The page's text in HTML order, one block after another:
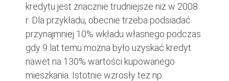
kredytu jest znacznie trudniejsze niż w 2008
r. Dla przykładu, obecnie trzeba podsiadać
przynajmniej 10% wkładu własnego podczas
gdy 9 lat temu można było uzyskać kredyt
nawet na 130% wartości kupowanego
mieszkania. Istotnie wzrosły też np.